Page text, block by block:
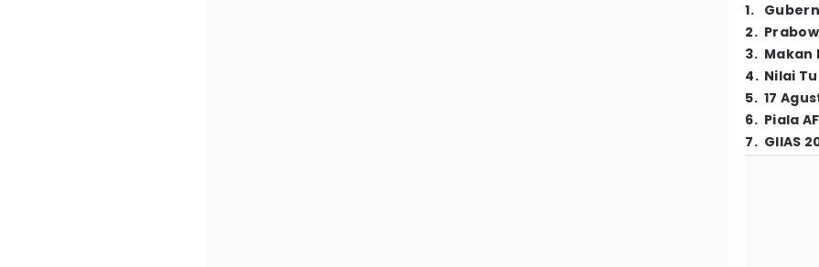
1.
2.
3. Makan
4. Nilai
5. 17
6. Piala
7. GIIAS